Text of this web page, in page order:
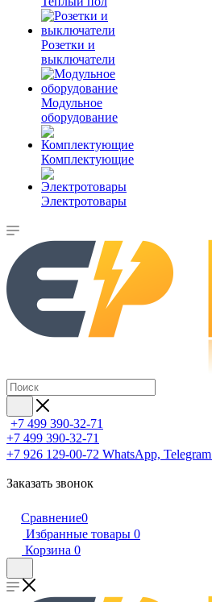
Розетки и
выключатели
Модульное
оборудование
Комплектующие
Электротовары
+7 499 390-32-71
+7 499 390-32-71
+7 926 129-00-72 WhatsApp, Telegram
Заказать звонок
Сравнение0
Избранные товары 0
Корзина 0